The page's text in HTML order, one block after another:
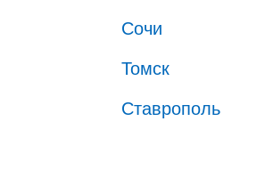
Сочи
Томск
Ставрополь